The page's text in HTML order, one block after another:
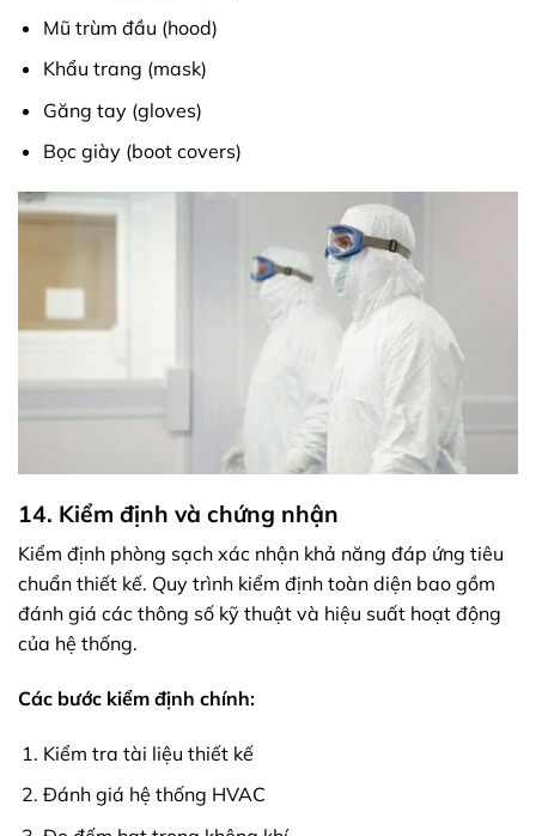
Mũ trùm đầu (hood)
Khẩu trang (mask)
Găng tay (gloves)
Bọc giày (boot covers)
14. Kiểm định và chứng nhận
Kiểm định phòng sạch xác nhận khả năng đáp ứng tiêu
chuẩn thiết kế. Quy trình kiểm định toàn diện bao gồm
đánh giá các thông số kỹ thuật và hiệu suất hoạt động
của hệ thống.
Các bước kiểm định chính:
Kiểm tra tài liệu thiết kế
Đánh giá hệ thống HVAC